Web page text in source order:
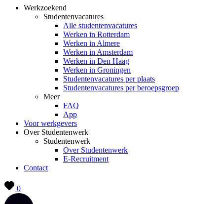
Werkzoekend
Studentenvacatures
Alle studentenvacatures
Werken in Rotterdam
Werken in Almere
Werken in Amsterdam
Werken in Den Haag
Werken in Groningen
Studentenvacatures per plaats
Studentenvacatures per beroepsgroep
Meer
FAQ
App
Voor werkgevers
Over Studentenwerk
Studentenwerk
Over Studentenwerk
E-Recruitment
Contact
0